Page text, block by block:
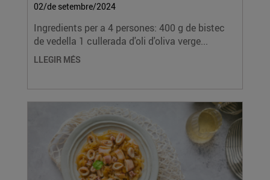
02/de setembre/2024
Ingredients per a 4 persones: 400 g de bistec
de vedella 1 cullerada d'oli d'oliva verge...
LLEGIR MÉS